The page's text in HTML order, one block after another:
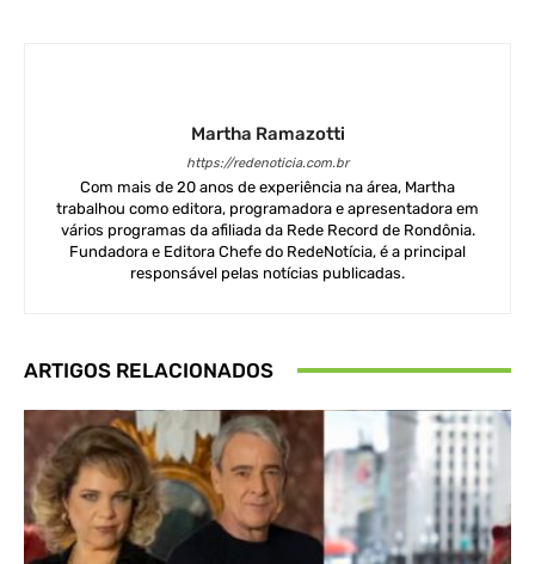
Martha Ramazotti
https://redenoticia.com.br
Com mais de 20 anos de experiência na área, Martha
trabalhou como editora, programadora e apresentadora em
vários programas da afiliada da Rede Record de Rondônia.
Fundadora e Editora Chefe do RedeNotícia, é a principal
responsável pelas notícias publicadas.
ARTIGOS RELACIONADOS